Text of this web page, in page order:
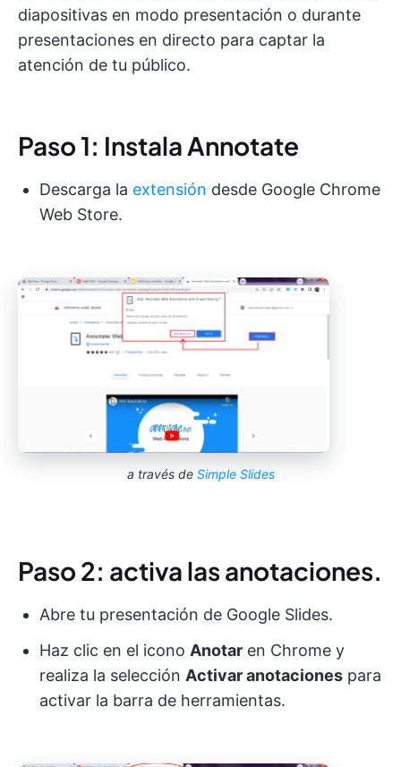
diapositivas en modo presentación o durante
presentaciones en directo para captar la
atención de tu público.
Paso 1: Instala Annotate
Descarga la extensión desde Google Chrome
Web Store.
a través de Simple Slides
Paso 2: activa las anotaciones.
Abre tu presentación de Google Slides.
Haz clic en el icono Anotar en Chrome y
realiza la selección Activar anotaciones para
activar la barra de herramientas.